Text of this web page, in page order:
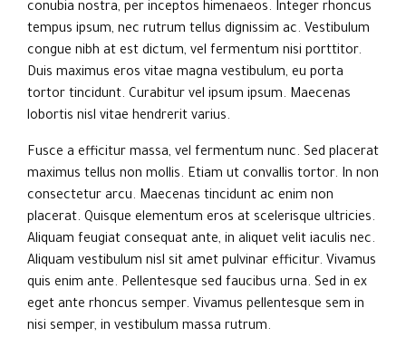
conubia nostra, per inceptos himenaeos. Integer rhoncus
tempus ipsum, nec rutrum tellus dignissim ac. Vestibulum
congue nibh at est dictum, vel fermentum nisi porttitor.
Duis maximus eros vitae magna vestibulum, eu porta
tortor tincidunt. Curabitur vel ipsum ipsum. Maecenas
lobortis nisl vitae hendrerit varius.
Fusce a efficitur massa, vel fermentum nunc. Sed placerat
maximus tellus non mollis. Etiam ut convallis tortor. In non
consectetur arcu. Maecenas tincidunt ac enim non
placerat. Quisque elementum eros at scelerisque ultricies.
Aliquam feugiat consequat ante, in aliquet velit iaculis nec.
Aliquam vestibulum nisl sit amet pulvinar efficitur. Vivamus
quis enim ante. Pellentesque sed faucibus urna. Sed in ex
eget ante rhoncus semper. Vivamus pellentesque sem in
nisi semper, in vestibulum massa rutrum.